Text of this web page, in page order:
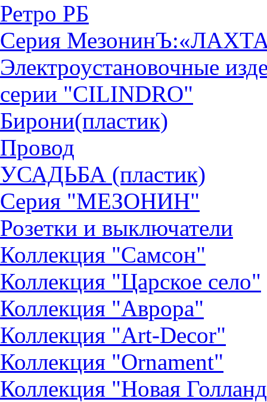
Ретро РБ
Серия
Электроустановочные
серии "CILINDRO"
Бирони(пластик)
Провод
УСАДЬБА (пластик)
Серия "МЕЗОНИН"
Розетки и выключатели
Коллекция "Самсон"
Коллекция "Царское село"
Коллекция "Аврора"
Коллекция "Art-Decor"
Коллекция "Ornament"
Коллекция "Новая